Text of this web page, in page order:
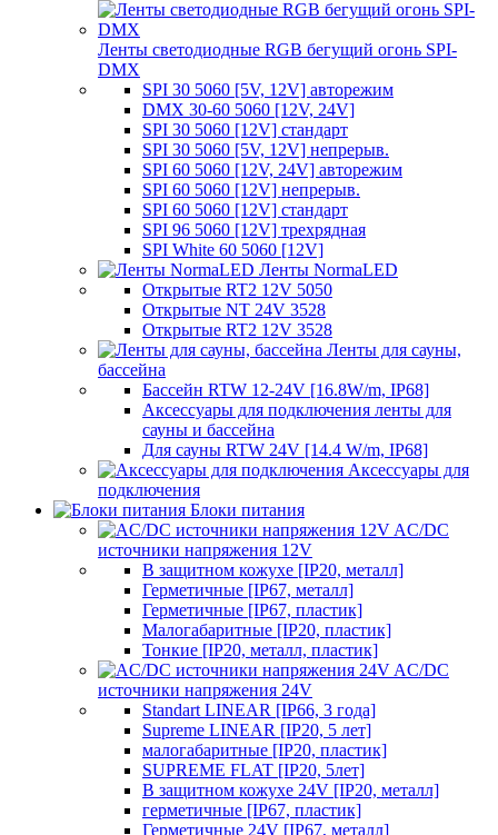
Ленты светодиодные RGB бегущий огонь SPI-
DMX
SPI 30 5060 [5V, 12V] авторежим
DMX 30-60 5060 [12V, 24V]
SPI 30 5060 [12V] стандарт
SPI 30 5060 [5V, 12V] непрерыв.
SPI 60 5060 [12V, 24V] авторежим
SPI 60 5060 [12V] непрерыв.
SPI 60 5060 [12V] стандарт
SPI 96 5060 [12V] трехрядная
SPI White 60 5060 [12V]
Ленты NormaLED
Открытые RT2 12V 5050
Открытые NT 24V 3528
Открытые RT2 12V 3528
Ленты для сауны,
бассейна
Бассейн RTW 12-24V [16.8W/m, IP68]
Аксессуары для подключения ленты для
сауны и бассейна
Для сауны RTW 24V [14.4 W/m, IP68]
Аксессуары для
подключения
Блоки питания
AC/DC
источники напряжения 12V
В защитном кожухе [IP20, металл]
Герметичные [IP67, металл]
Герметичные [IP67, пластик]
Малогабаритные [IP20, пластик]
Тонкие [IP20, металл, пластик]
AC/DC
источники напряжения 24V
Standart LINEAR [IP66, 3 года]
Supreme LINEAR [IP20, 5 лет]
малогабаритные [IP20, пластик]
SUPREME FLAT [IP20, 5лет]
В защитном кожухе 24V [IP20, металл]
герметичные [IP67, пластик]
Герметичные 24V [IP67, металл]